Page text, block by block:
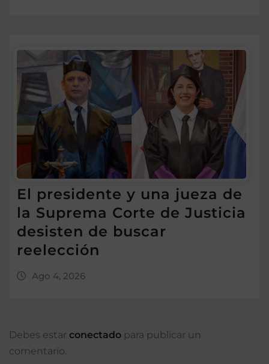
El presidente y una jueza de
la Suprema Corte de Justicia
desisten de buscar
reelección
Ago 4, 2026
Debes estar conectado para publicar un
comentario.